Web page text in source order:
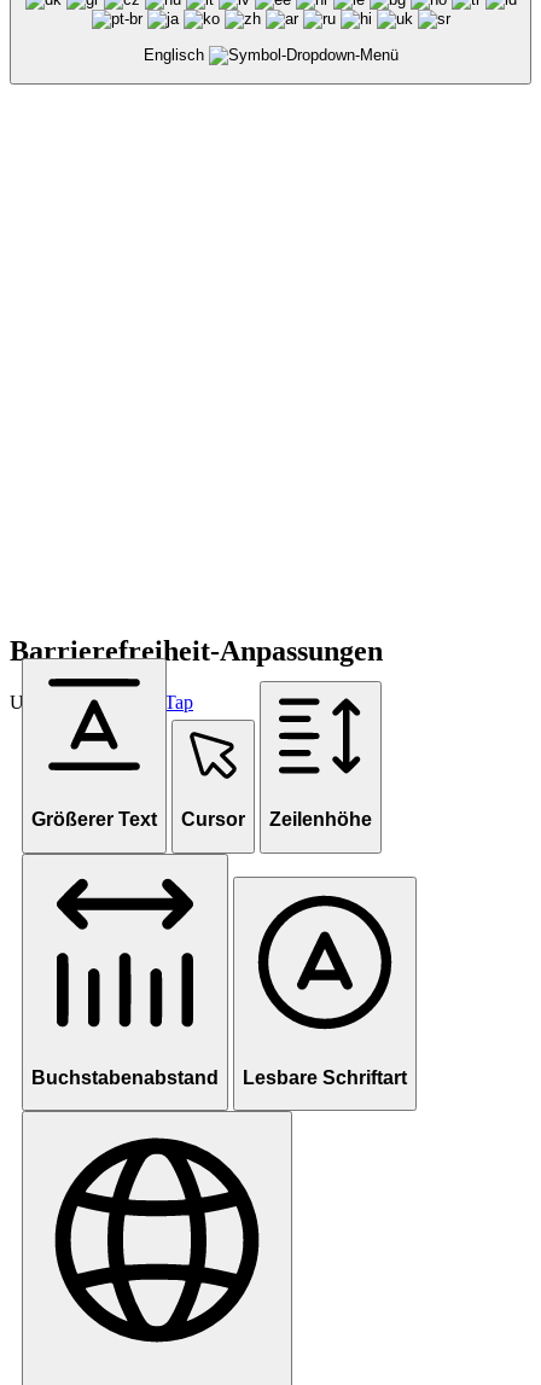
Englisch
Barrierefreiheit-Anpassungen
Unterstützt von OneTap
Größerer Text Cursor Zeilenhöhe
Buchstabenabstand Lesbare Schriftart